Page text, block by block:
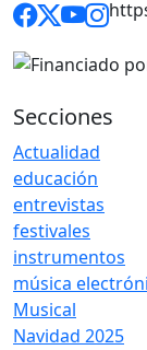
Secciones
Actualidad
educación
entrevistas
festivales
instrumentos
música
Musical
Navidad 2025